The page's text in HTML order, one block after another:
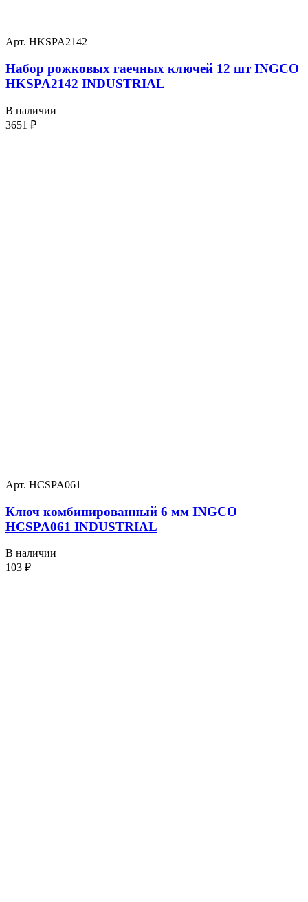
Арт. HKSPA2142
Набор рожковых гаечных ключей 12 шт INGCO
HKSPA2142 INDUSTRIAL
В наличии
3651 ₽
Арт. HCSPA061
Ключ комбинированный 6 мм INGCO
HCSPA061 INDUSTRIAL
В наличии
103 ₽